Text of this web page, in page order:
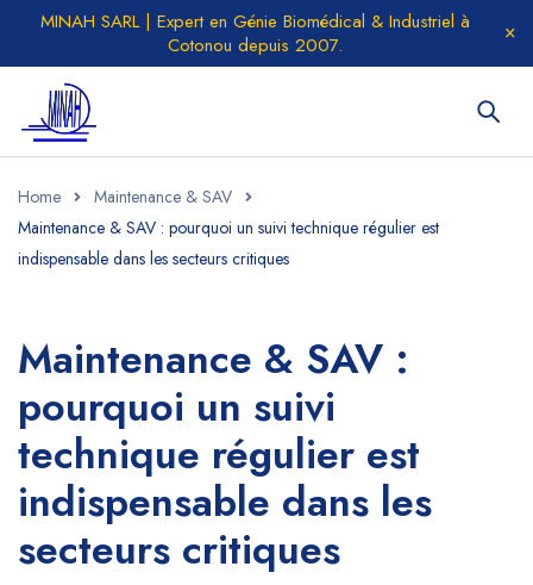
MINAH SARL | Expert en Génie Biomédical & Industriel à
Cotonou depuis 2007.
Home
Maintenance & SAV
Maintenance & SAV : pourquoi un suivi technique régulier est
indispensable dans les secteurs critiques
Maintenance & SAV :
pourquoi un suivi
technique régulier est
indispensable dans les
secteurs critiques